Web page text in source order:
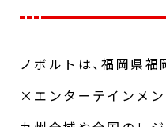
ノボルトは、福岡県
×エンターテインメ